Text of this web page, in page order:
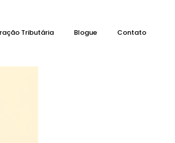
Tributária Blogue Contato